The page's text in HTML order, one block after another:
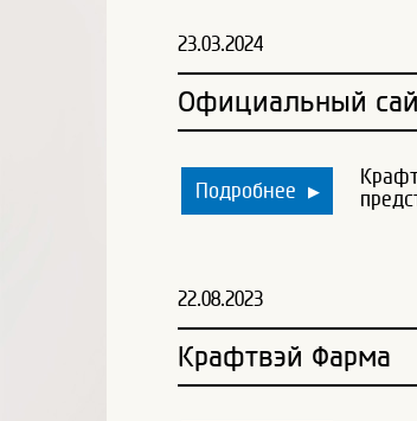
23.03.2024
Официальный
Подробнее ▶
22.08.2023
Крафтвэй Фарма